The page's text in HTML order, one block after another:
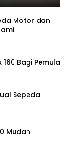
Motor dan
Bagi Pemula
Sepeda
Mudah